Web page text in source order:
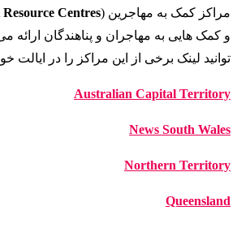
مراکز کمک به مهاجرین (Centres
و کمک هایی به مهاجران و پناهندگان ارائه
توانید لینک برخی از این مراکز را در ایالت
Australian Capital Territory
News South Wales
Northern Territory
Queensland